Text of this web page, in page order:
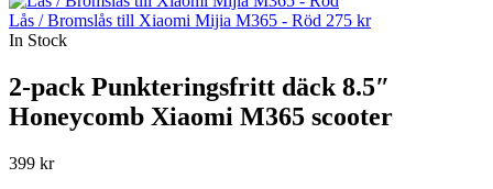
Lås / Bromslås till Xiaomi Mijia M365 - Röd 275 kr
In Stock
2-pack Punkteringsfritt däck 8.5″
Honeycomb Xiaomi M365 scooter
399 kr